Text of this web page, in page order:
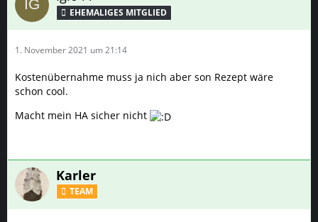
1. November 2021 um 21:14
Kostenübernahme muss ja nich aber son Rezept wäre
schon cool.
Macht mein HA sicher nicht
Karler
TEAM